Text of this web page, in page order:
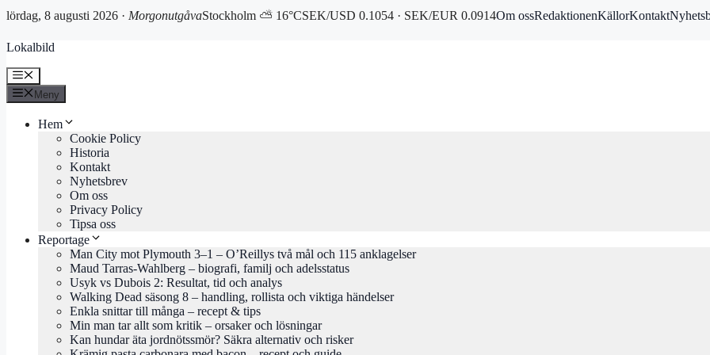
lördag, 8 augusti 2026 · MorgonutgåvaStockholm ⛅ 16°CSEK/USD 0.1054 · SEK/EUR 0.0914Om ossRedaktionenKällorKontakt
till
Lokalbild
Meny
Meny
Hem
Cookie Policy
Historia
Kontakt
Nyhetsbrev
Om oss
Privacy Policy
Tipsa oss
Reportage
Man City mot Plymouth 3–1 – O’Reillys två mål och 115 anklagelser
Maud Tarras-Wahlberg – biografi, familj och adelsstatus
Usyk vs Dubois 2: Resultat, tid och analys
Walking Dead säsong 8 – handling, rollista och viktiga händelser
Enkla snittar till många – recept & tips
Min man tar allt som kritik – orsaker och lösningar
Kan hundar äta jordnötssmör? Säkra alternativ och risker